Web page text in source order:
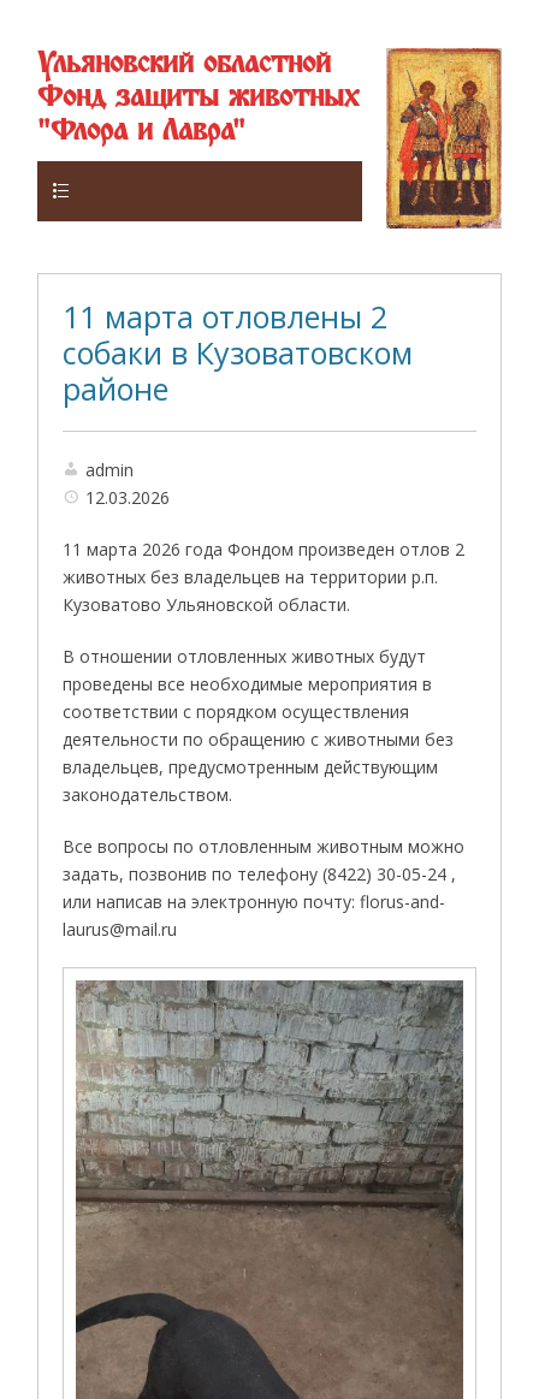
Ульяновский областной
Фонд защиты животных
"Флора и Лавра"
11 марта отловлены 2
собаки в Кузоватовском
районе
admin
12.03.2026
11 марта 2026 года Фондом произведен отлов 2
животных без владельцев на территории р.п.
Кузоватово Ульяновской области.
В отношении отловленных животных будут
проведены все необходимые мероприятия в
соответствии с порядком осуществления
деятельности по обращению с животными без
владельцев, предусмотренным действующим
законодательством.
Все вопросы по отловленным животным можно
задать, позвонив по телефону (8422) 30-05-24 ,
или написав на электронную почту: florus-and-
laurus@mail.ru